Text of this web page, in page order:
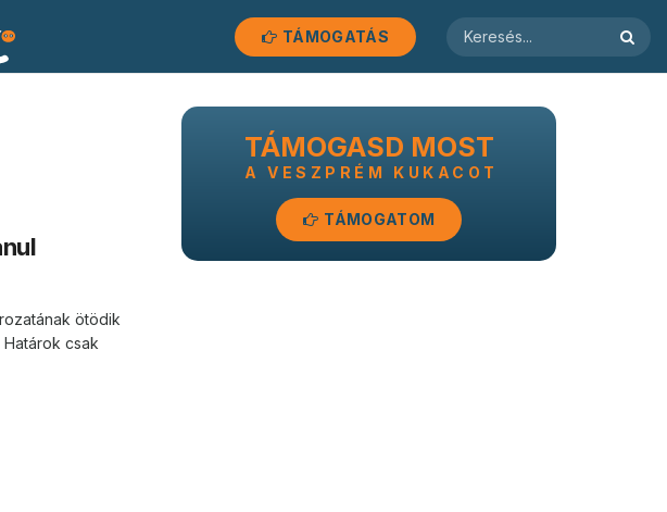
TÁMOGATÁS
ötödik
csak
TÁMOGASD MOST
A VESZPRÉM KUKACOT
TÁMOGATOM